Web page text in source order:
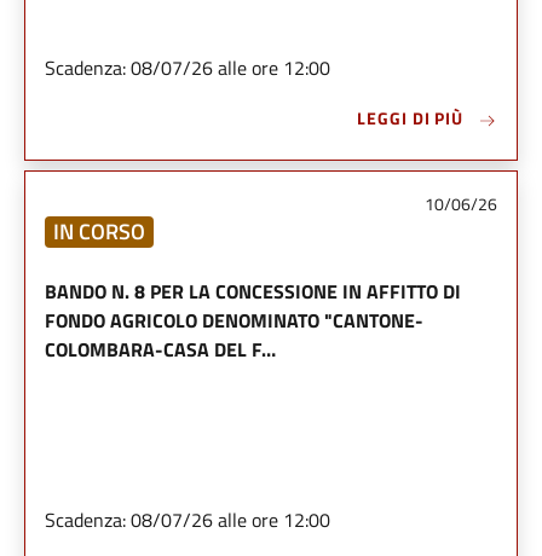
Scadenza: 08/07/26 alle ore 12:00
LEGGI DI PIÙ
10/06/26
IN CORSO
BANDO N. 8 PER LA CONCESSIONE IN AFFITTO DI
FONDO AGRICOLO DENOMINATO "CANTONE-
COLOMBARA-CASA DEL F…
Scadenza: 08/07/26 alle ore 12:00